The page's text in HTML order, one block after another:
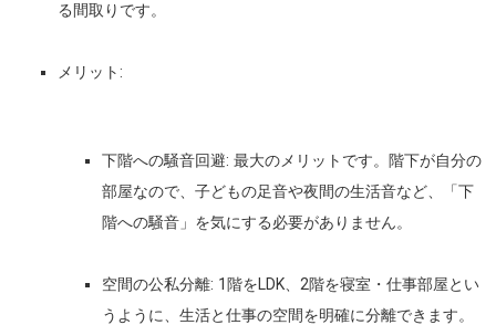
る間取りです。
メリット:
下階への騒音回避: 最大のメリットです。階下が自分の
部屋なので、 子どもの足音や夜間の生活音など、「下
階への騒音」を気にする必要がありません。
空間の公私分離: 1階をLDK、2階を寝室・仕事部屋とい
うように、生活と仕事の空間を明確に分離できます。